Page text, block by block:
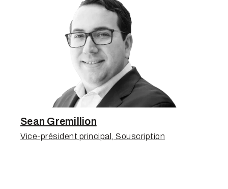
Sean Gremillion
Vice-président principal, Souscription